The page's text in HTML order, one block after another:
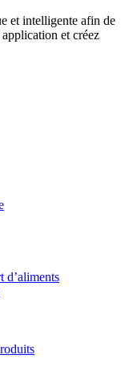
et intelligente afin de
et créez
d’aliments